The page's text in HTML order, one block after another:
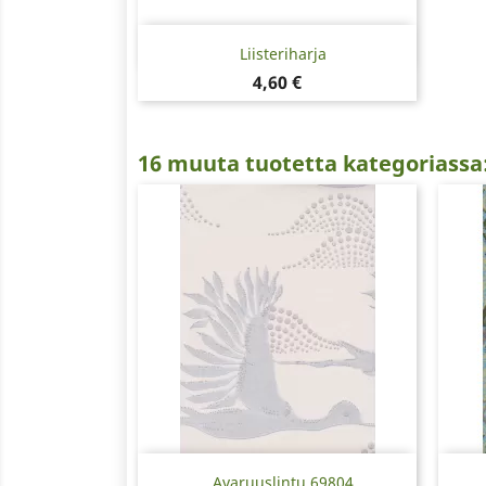
Liisteriharja
Hinta
4,60 €
Pikakatselu
16 muuta tuotetta
Pikakatselu